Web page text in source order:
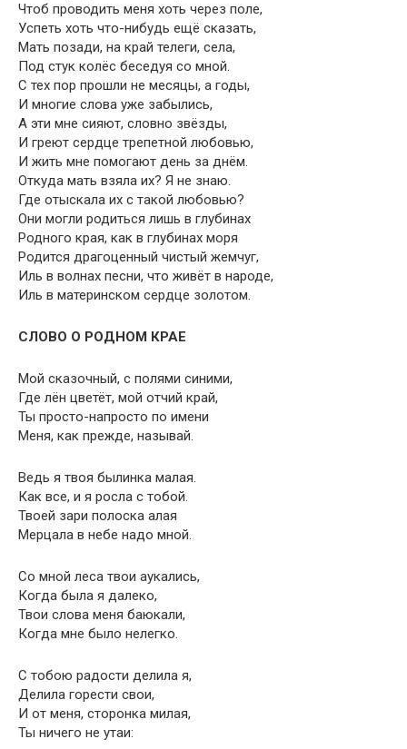
Чтоб проводить меня хоть через поле,
Успеть хоть что-нибудь ещё сказать,
Мать позади, на край телеги, села,
Под стук колёс беседуя со мной.
С тех пор прошли не месяцы, а годы,
И многие слова уже забылись,
А эти мне сияют, словно звёзды,
И греют сердце трепетной любовью,
И жить мне помогают день за днём.
Откуда мать взяла их? Я не знаю.
Где отыскала их с такой любовью?
Они могли родиться лишь в глубинах
Родного края, как в глубинах моря
Родится драгоценный чистый жемчуг,
Иль в волнах песни, что живёт в народе,
Иль в материнском сердце золотом.
СЛОВО О РОДНОМ КРАЕ
Мой сказочный, с полями синими,
Где лён цветёт, мой отчий край,
Ты просто-напросто по имени
Меня, как прежде, называй.
Ведь я твоя былинка малая.
Как все, и я росла с тобой.
Твоей зари полоска алая
Мерцала в небе надо мной.
Со мной леса твои аукались,
Когда была я далеко,
Твои слова меня баюкали,
Когда мне было нелегко.
С тобою радости делила я,
Делила горести свои,
И от меня, сторонка милая,
Ты ничего не утаи: